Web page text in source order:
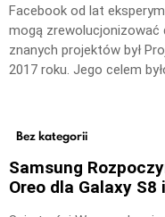
Facebook od lat
mogą zrewolucjonizować
znanych projektów był
2017 roku. Jego celem
Bez kategorii
Samsung
Oreo dla Galaxy S8